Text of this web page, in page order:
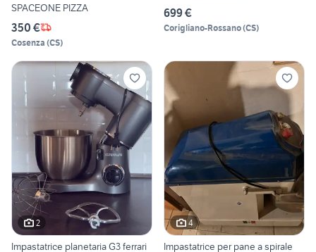
SPACEONE PIZZA
350 €
Cosenza (CS)
699 €
Corigliano-Rossano(CS)
2
Impastatrice planetaria G3 ferrari
4
Impastatrice per pane a spirale